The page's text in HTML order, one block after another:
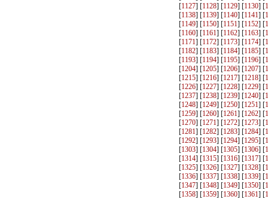
[1127] [1128] [1129] [1130] [
[1138] [1139] [1140] [1141] [
[1149] [1150] [1151] [1152] [
[1160] [1161] [1162] [1163] [
[1171] [1172] [1173] [1174] [
[1182] [1183] [1184] [1185] [
[1193] [1194] [1195] [1196] [
[1204] [1205] [1206] [1207] [
[1215] [1216] [1217] [1218] [
[1226] [1227] [1228] [1229] [
[1237] [1238] [1239] [1240] [
[1248] [1249] [1250] [1251] [
[1259] [1260] [1261] [1262] [
[1270] [1271] [1272] [1273] [
[1281] [1282] [1283] [1284] [
[1292] [1293] [1294] [1295] [
[1303] [1304] [1305] [1306] [
[1314] [1315] [1316] [1317] [
[1325] [1326] [1327] [1328] [
[1336] [1337] [1338] [1339] [
[1347] [1348] [1349] [1350] [
[1358] [1359] [1360] [1361] [